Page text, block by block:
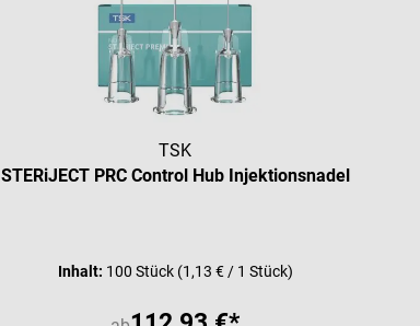
TSK
STERiJECT PRC Control Hub Injektionsnadel
Inhalt: 100 Stück (1,13 € / 1 Stück)